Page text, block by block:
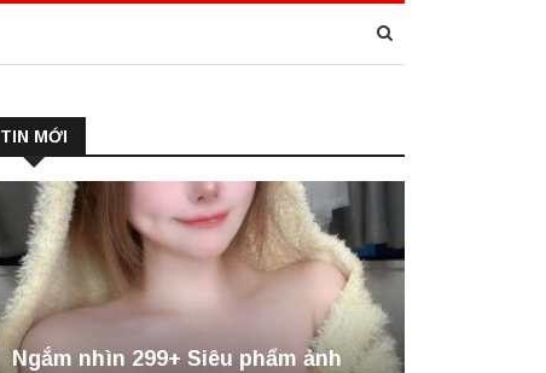
TIN MỚI
Ngắm nhìn 299+ Siêu phẩm ảnh